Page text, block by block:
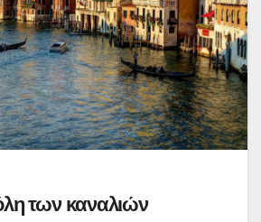
των καναλιών